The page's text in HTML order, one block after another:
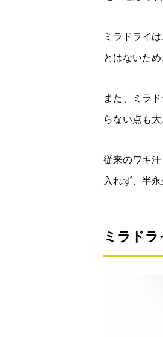
ミラドライは
とはないた
また、ミラ
らない点も大
従来のワキ
入れず、半
ミラド